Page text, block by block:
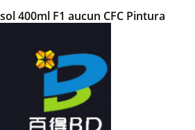
400ml F1 aucun CFC Pintura